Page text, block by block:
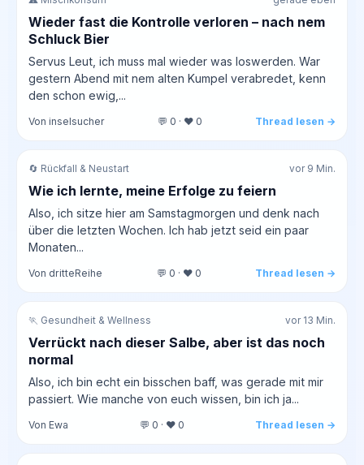
Wieder fast die Kontrolle verloren – nach nem
Schluck Bier
Servus Leut, ich muss mal wieder was loswerden. War
gestern Abend mit nem alten Kumpel verabredet, kenn
den schon ewig,...
Von inselsucher 💬 0 · ❤️ 0 Thread lesen →
🔄 Rückfall & Neustart vor 9 Min.
Wie ich lernte, meine Erfolge zu feiern
Also, ich sitze hier am Samstagmorgen und denk nach
über die letzten Wochen. Ich hab jetzt seid ein paar
Monaten...
Von dritteReihe 💬 0 · ❤️ 0 Thread lesen →
🏃 Gesundheit & Wellness vor 13 Min.
Verrückt nach dieser Salbe, aber ist das noch
normal
Also, ich bin echt ein bisschen baff, was gerade mit mir
passiert. Wie manche von euch wissen, bin ich ja...
Von Ewa 💬 0 · ❤️ 0 Thread lesen →